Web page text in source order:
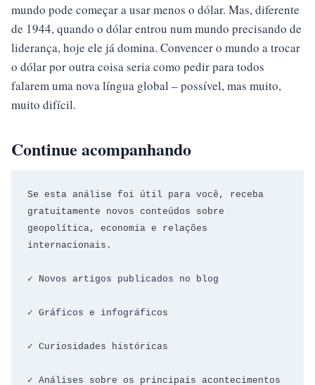
mundo pode começar a usar menos o dólar. Mas, diferente
de 1944, quando o dólar entrou num mundo precisando de
liderança, hoje ele já domina. Convencer o mundo a trocar
o dólar por outra coisa seria como pedir para todos
falarem uma nova língua global – possível, mas muito,
muito difícil.
Continue acompanhando
Se esta análise foi útil para você, receba
gratuitamente novos conteúdos sobre
geopolítica, economia e relações
internacionais.
✓ Novos artigos publicados no blog
✓ Gráficos e infográficos
✓ Curiosidades históricas
✓ Análises sobre os principais acontecimentos